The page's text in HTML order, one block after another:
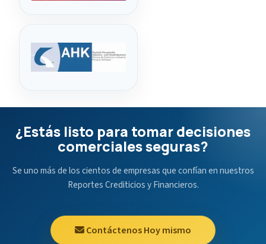
¿Estás listo para tomar decisiones
comerciales seguras?
Se uno más de los cientos de empresas que confían en nuestros
Reportes Crediticios y Financieros.
Contáctenos Hoy mismo